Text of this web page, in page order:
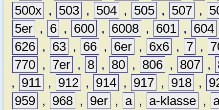
500x , 503 , 504 , 505 , 507 ,
5er , 6 , 600 , 6008 , 601 , 604
626 , 63 , 66 , 6er , 6x6 , 7 ,
770 , 7er , 8 , 80 , 806 , 807 ,
,
911 , 912 , 914 , 917 , 918 ,
959 , 968 , 9er , a , a-klasse ,